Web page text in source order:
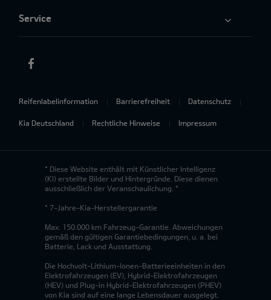
Service
Reifenlabelinformation Barrierefreiheit Datenschutz
Kia Deutschland Rechtliche Hinweise Impressum
* Diese Website enthält mit Künstlicher Intelligenz
(KI) erstellte Bilder und Hintergründe. Diese dienen
ausschließlich der Veranschaulichung. *
* 7-Jahre-Kia-Herstellergarantie
Max. 150.000 km Fahrzeug-Garantie. Abweichungen
gemäß den gültigen Garantiebedingungen, u. a. bei
Batterie, Lack und Ausstattung.
Die Hochvolt-Lithium-Ionen-Batterieeinheiten in den
Elektrofahrzeugen (EV), Hybrid-Elektrofahrzeugen
(HEV) und Plug-in Hybrid-Elektrofahrzeugen (PHEV)
von Kia sind auf eine lange Lebensdauer ausgelegt.